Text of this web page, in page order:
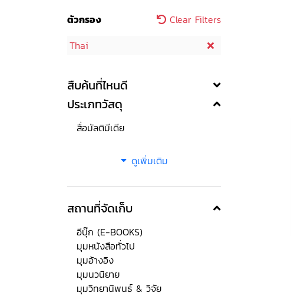
ตัวกรอง
Clear Filters
Thai
สืบค้นที่ไหนดี
ประเภทวัสดุ
สื่อมัลติมีเดีย
ดูเพิ่มเติม
สถานที่จัดเก็บ
อีบุ๊ก (E-BOOKS)
มุมหนังสือทั่วไป
มุมอ้างอิง
มุมนวนิยาย
มุมวิทยานิพนธ์ & วิจัย